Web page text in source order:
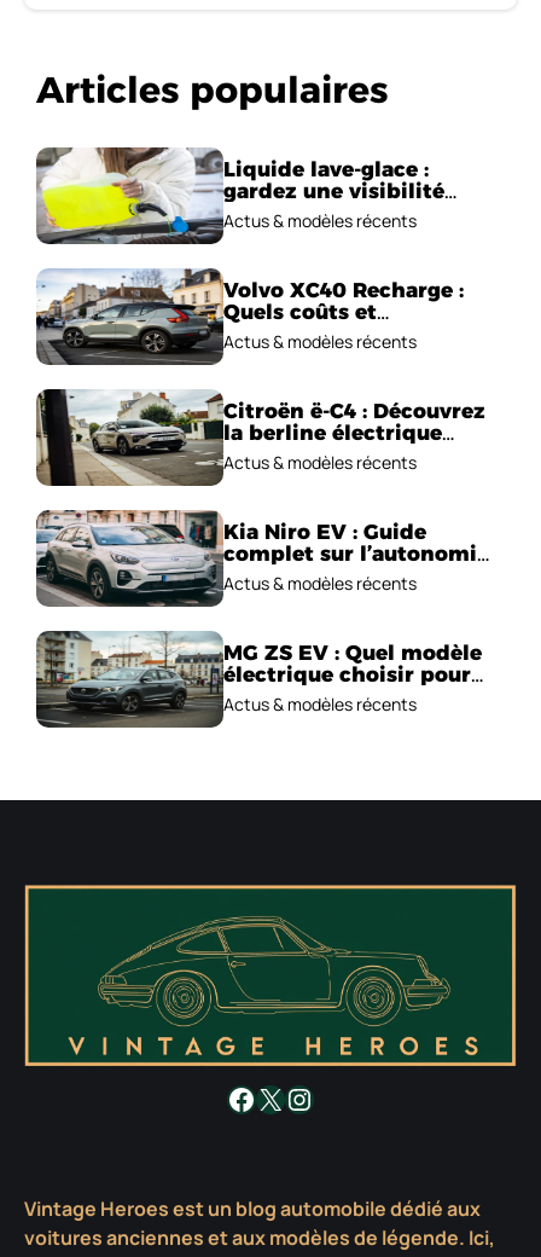
Articles populaires
Liquide lave-glace :
gardez une visibilité
parfaite en voiture
Actus & modèles récents
Volvo XC40 Recharge :
Quels coûts et
performances
électriques ?
Actus & modèles récents
Citroën ë-C4 : Découvrez
la berline électrique
emblématique!
Actus & modèles récents
Kia Niro EV : Guide
complet sur l’autonomie
et le prix !
Actus & modèles récents
MG ZS EV : Quel modèle
électrique choisir pour
2026 ?
Actus & modèles récents
Facebook
X Instagram
Vintage Heroes est un blog automobile dédié aux
voitures anciennes et aux modèles de légende. Ici,